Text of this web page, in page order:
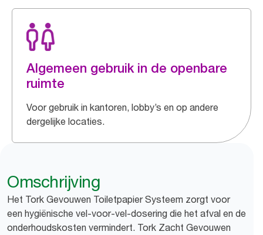
Algemeen gebruik in de openbare
ruimte
Voor gebruik in kantoren, lobby’s en op andere
dergelijke locaties.
Omschrijving
Het Tork Gevouwen Toiletpapier Systeem zorgt voor
een hygiënische vel-voor-vel-dosering die het afval en de
onderhoudskosten vermindert. Tork Zacht Gevouwen